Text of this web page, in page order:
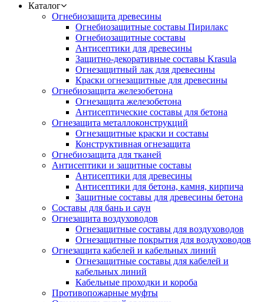
Каталог
Огнебиозащита древесины
Огнебиозащитные составы Пирилакс
Огнебиозащитные составы
Антисептики для древесины
Защитно-декоративные составы Krasula
Огнезащитный лак для древесины
Краски огнезащитные для древесины
Огнебиозащита железобетона
Огнезащита железобетона
Антисептические составы для бетона
Огнезащита металлоконструкций
Огнезащитные краски и составы
Конструктивная огнезащита
Огнебиозащита для тканей
Антисептики и защитные составы
Антисептики для древесины
Антисептики для бетона, камня, кирпича
Защитные составы для древесины бетона
Составы для бань и саун
Огнезащита воздуховодов
Огнезащитные составы для воздуховодов
Огнезащитные покрытия для воздуховодов
Огнезащита кабелей и кабельных линий
Огнезащитные составы для кабелей и
кабельных линий
Кабельные проходки и короба
Противопожарные муфты